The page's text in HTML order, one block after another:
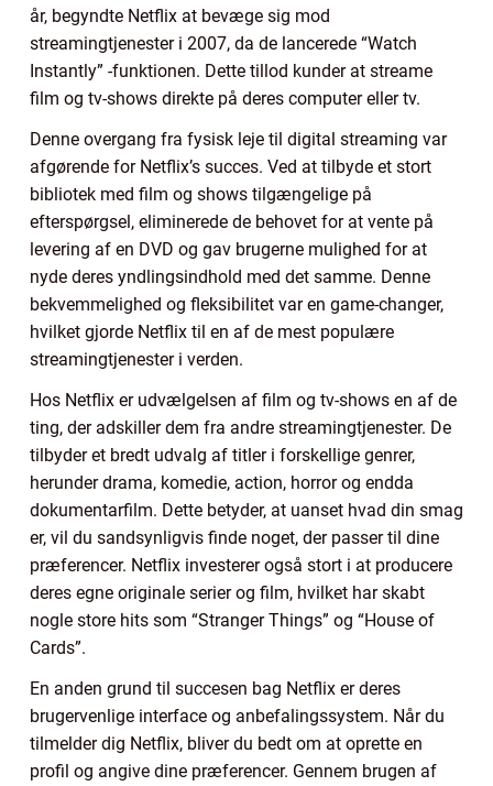
år, begyndte Netflix at bevæge sig mod
streamingtjenester i 2007, da de lancerede “Watch
Instantly” -funktionen. Dette tillod kunder at streame
film og tv-shows direkte på deres computer eller tv.
Denne overgang fra fysisk leje til digital streaming var
afgørende for Netflix’s succes. Ved at tilbyde et stort
bibliotek med film og shows tilgængelige på
efterspørgsel, eliminerede de behovet for at vente på
levering af en DVD og gav brugerne mulighed for at
nyde deres yndlingsindhold med det samme. Denne
bekvemmelighed og fleksibilitet var en game-changer,
hvilket gjorde Netflix til en af de mest populære
streamingtjenester i verden.
Hos Netflix er udvælgelsen af film og tv-shows en af de
ting, der adskiller dem fra andre streamingtjenester. De
tilbyder et bredt udvalg af titler i forskellige genrer,
herunder drama, komedie, action, horror og endda
dokumentarfilm. Dette betyder, at uanset hvad din smag
er, vil du sandsynligvis finde noget, der passer til dine
præferencer. Netflix investerer også stort i at producere
deres egne originale serier og film, hvilket har skabt
nogle store hits som “Stranger Things” og “House of
Cards”.
En anden grund til succesen bag Netflix er deres
brugervenlige interface og anbefalingssystem. Når du
tilmelder dig Netflix, bliver du bedt om at oprette en
profil og angive dine præferencer. Gennem brugen af